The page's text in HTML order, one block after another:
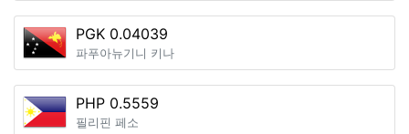
PGK 0.04039
파푸아뉴기니 키나
PHP 0.5559
필리핀 페소